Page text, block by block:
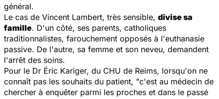
général.
Le cas de Vincent Lambert, très sensible, divise sa
famille. D'un côté, ses parents, catholiques
traditionnalistes, farouchement opposés à l'euthanasie
passive. De l'autre, sa femme et son neveu, demandent
l'arrêt des soins.
Pour le Dr Éric Kariger, du CHU de Reims, lorsqu'on ne
connaît pas les souhaits du patient, "c'est au médecin de
chercher à enquêter parmi les proches et dans le passé